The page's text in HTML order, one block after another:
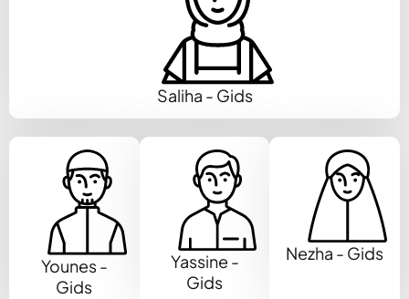
Saliha - Gids
Younes -
Gids
Yassine -
Gids
Nezha - Gids